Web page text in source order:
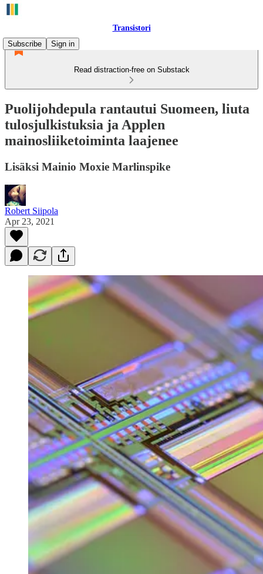
Transistori
Subscribe
Sign in
Read distraction-free on Substack
Puolijohdepula rantautui Suomeen, liuta
tulosjulkistuksia ja Applen
mainosliiketoiminta laajenee
Lisäksi Mainio Moxie Marlinspike
Robert Siipola
Apr 23, 2021